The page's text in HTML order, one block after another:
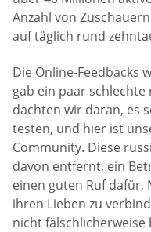
Anzahl von
auf täglich rund
Die Online-Feedbacks
gab ein paar
dachten wir daran, es
testen, und hier ist
Community. Diese
davon entfernt, ein
einen guten Ruf
ihren Lieben zu
nicht fälschlicherweise